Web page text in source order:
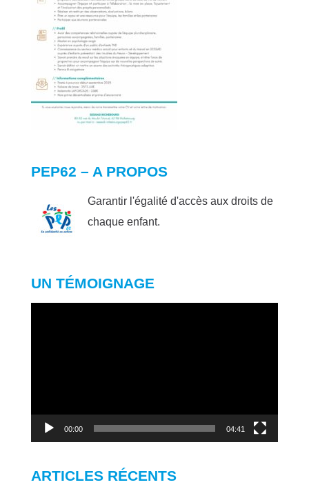
PEP62 – A PROPOS
Garantir l'égalité d'accès aux droits de
chaque enfant.
UN TÉMOIGNAGE
00:00 04:41
ARTICLES RÉCENTS